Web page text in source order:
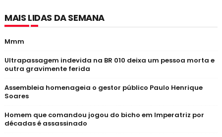
MAIS LIDAS DA SEMANA
Mmm
Ultrapassagem indevida na BR 010 deixa um pessoa morta e
outra gravimente ferida
Assembleia homenageia o gestor público Paulo Henrique
Soares
Homem que comandou jogou do bicho em Imperatriz por
décadas é assassinado